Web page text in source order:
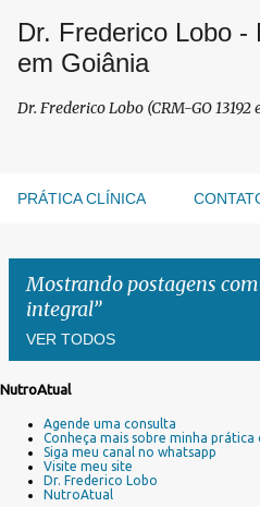
Pular para o
Dr. Frederico Lobo -
em Goiânia
Dr. Frederico Lobo (CRM-GO 13192
PRÁTICA CLÍNICA
Mostrando postagens
integral
VER TODOS
NutroAtual
Agende uma consulta
Conheça mais sobre minha prática
Siga meu canal no whatsapp
Visite meu site
Dr. Frederico Lobo
NutroAtual